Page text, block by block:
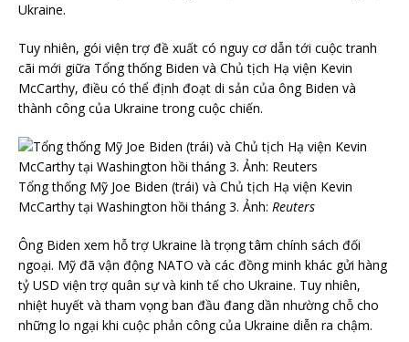
Ukraine.
Tuy nhiên, gói viện trợ đề xuất có nguy cơ dẫn tới cuộc tranh
cãi mới giữa Tổng thống Biden và Chủ tịch Hạ viện Kevin
McCarthy, điều có thể định đoạt di sản của ông Biden và
thành công của Ukraine trong cuộc chiến.
Tổng thống Mỹ Joe Biden (trái) và Chủ tịch Hạ viện Kevin
McCarthy tại Washington hồi tháng 3. Ảnh: Reuters
Ông Biden xem hỗ trợ Ukraine là trọng tâm chính sách đối
ngoại. Mỹ đã vận động NATO và các đồng minh khác gửi hàng
tỷ USD viện trợ quân sự và kinh tế cho Ukraine. Tuy nhiên,
nhiệt huyết và tham vọng ban đầu đang dần nhường chỗ cho
những lo ngại khi cuộc phản công của Ukraine diễn ra chậm.